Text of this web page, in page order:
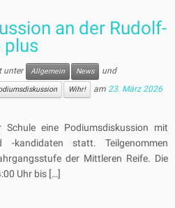
an der Rudolf-
plus
unter Allgemein News
und
Wihr! am23. März 2026
eine Podiumsdiskussion mit
-kandidaten statt. Teilgenommen
der Mittleren Reife. Die
Uhr bis […]